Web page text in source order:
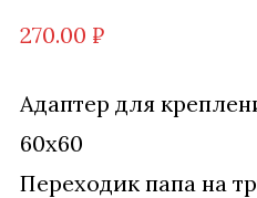
270.00 ₽
Адаптер для
60х60
Переходик папа на